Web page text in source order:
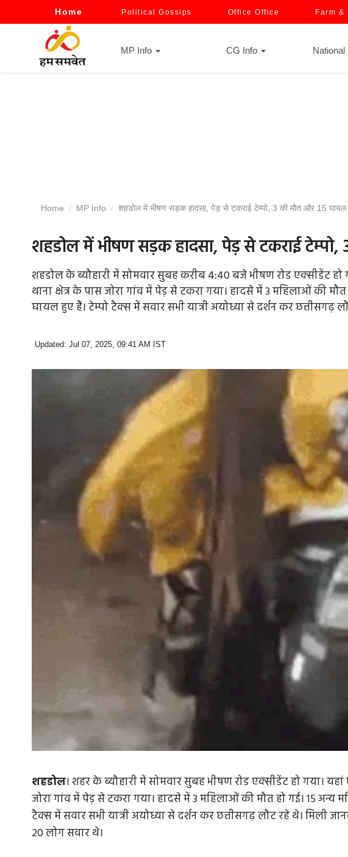
Home Political Gossips Office Office Farm &
MP Info CG Info National
Home MP Info शहडोल में भीषण सड़क हादसा, पेड़ से टकराई टेम्पो, 3 की मौत और 15 घायल
शहडोल में भीषण सड़क हादसा, पेड़ से टकराई
शहडोल के ब्यौहारी में सोमवार सुबह करीब 4:40 बजे भीषण रोड एक्सीडेंट हो
थाना क्षेत्र के पास जोरा गांव में पेड़ से टकरा गया। हादसे में 3 महिलाओं की
घायल हुए हैं। टेम्पो टैक्स में सवार सभी यात्री अयोध्या से दर्शन कर छत्तीसगढ़
Updated: Jul 07, 2025, 09:41 AM IST
शहडोल। शहर के ब्यौहारी में सोमवार सुबह भीषण रोड एक्सीडेंट हो गया। यहां
जोरा गांव में पेड़ से टकरा गया। हादसे में 3 महिलाओं की मौत हो गई। 15 अन्य
टैक्स में सवार सभी यात्री अयोध्या से दर्शन कर छत्तीसगढ़ लौट रहे थे। मिली
20 लोग सवार थे।